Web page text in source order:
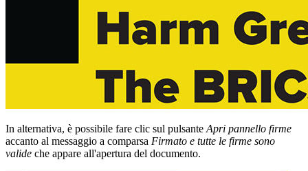
In alternativa, è possibile fare clic sul pulsante Apri pannello firme
accanto al messaggio a comparsa Firmato e tutte le firme sono
valide che appare all'apertura del documento.